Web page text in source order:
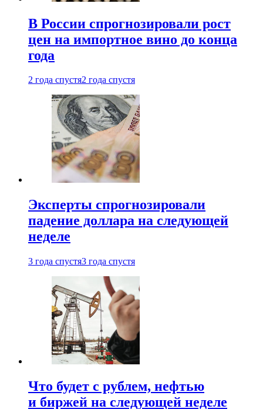
В России спрогнозировали рост
цен на импортное вино до конца
года
2 года спустя2 года спустя
Эксперты спрогнозировали
падение доллара на следующей
неделе
3 года спустя3 года спустя
Что будет с рублем, нефтью
и биржей на следующей неделе